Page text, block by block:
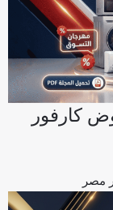
كارفور
مصر